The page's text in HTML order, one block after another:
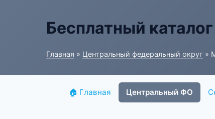
Бесплатный
Главная » Центральный федеральный округ »
🏠 Главная Центральный ФО